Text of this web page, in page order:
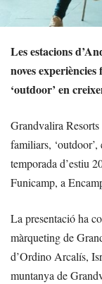
Les estacions
noves
‘outdoor’ en
Grandvalira Resorts
familiars,
temporada d’estiu
Funicamp, a
La presentació ha
màrqueting de
d’Ordino Arcalís,
muntanya de